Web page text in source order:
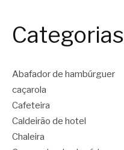
Categorias
Abafador de hambúrguer
caçarola
Cafeteira
Caldeirão de hotel
Chaleira